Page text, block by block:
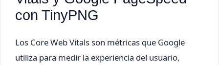
con TinyPNG
Los Core Web Vitals son métricas que Google
utiliza para medir la experiencia del usuario,